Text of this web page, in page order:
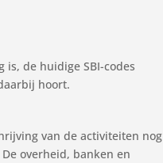
de huidige SBI-codes
hoort.
van de activiteiten nog
overheid, banken en